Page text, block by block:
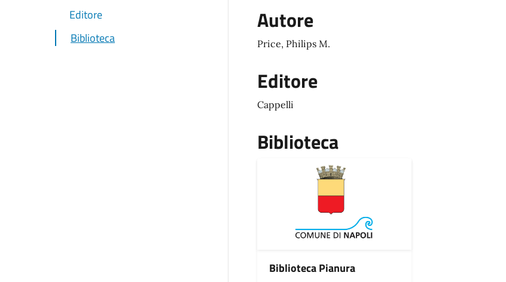
Editore
Biblioteca
Autore
Price, Philips M.
Editore
Cappelli
Biblioteca
Biblioteca Pianura